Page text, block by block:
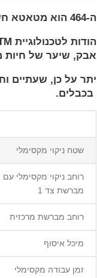
ה-464 הוא מטאטא חשמלי, אידיאלי לשימוש פנימי ולניקוי משטחים
אבק, שיער של חיות
יתר על כן, שעתיים
בכבלים.
שטח ניקוי מקסימלי
רוחב ניקוי מקסימלי עם
מברשת צד 1
רוחב מברשת מרכזית
מיכל איסוף
זמן עבודה מקסימלי